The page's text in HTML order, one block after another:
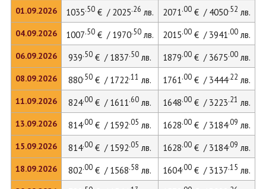
01.09.2026
04.09.2026
06.09.2026
08.09.2026
11.09.2026
13.09.2026
15.09.2026
18.09.2026
1035.50€ / 2025.26 лв. 2071.00€ / 4050.52 лв.
1007.50€ / 1970.50лв. 2015.00€ / 3941.00лв.
939.50€ / 1837.50лв. 1879.00€ / 3675.00лв.
880.50€ / 1722.11 лв. 1761.00€ / 3444.22 лв.
824.00€ / 1611.60лв. 1648.00€ / 3223.21 лв.
814.00€ / 1592.05 лв. 1628.00€ / 3184.09 лв.
814.00€ / 1592.05 лв. 1628.00€ / 3184.09 лв.
802.00€ / 1568.58 лв. 1604.00€ / 3137.15 лв.